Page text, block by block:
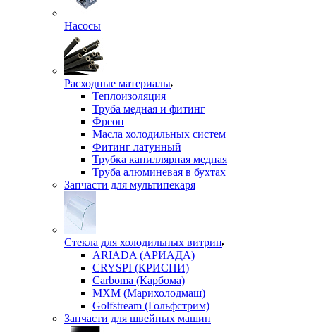
Насосы
Расходные материалы
Теплоизоляция
Труба медная и фитинг
Фреон
Масла холодильных систем
Фитинг латунный
Трубка капиллярная медная
Труба алюминевая в бухтах
Запчасти для мультипекаря
Стекла для холодильных витрин
ARIADA (АРИАДА)
CRYSPI (КРИСПИ)
Carboma (Карбома)
MXM (Марихолодмаш)
Golfstream (Гольфстрим)
Запчасти для швейных машин